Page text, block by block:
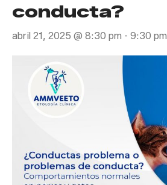
conducta?
abril 21, 2025 @ 8:30 pm - 9:30 pm